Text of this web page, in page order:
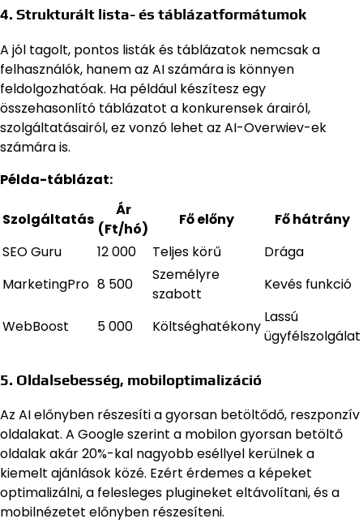
4. Strukturált lista- és táblázatformátumok
A jól tagolt, pontos listák és táblázatok nemcsak a
felhasználók, hanem az AI számára is könnyen
feldolgozhatóak. Ha például készítesz egy
összehasonlító táblázatot a konkurensek árairól,
szolgáltatásairól, ez vonzó lehet az AI-Overwiev-ek
számára is.
Példa-táblázat:
Szolgáltatás
Ár
(Ft/hó)
Fő előny
Fő hátrány
SEO Guru
12 000 Teljes körű
Drága
MarketingPro 8 500
Személyre
szabott
Kevés funkció
WebBoost 5 000 Költséghatékony
Lassú
ügyfélszolgálat
5. Oldalsebesség, mobiloptimalizáció
Az AI előnyben részesíti a gyorsan betöltődő, reszponzív
oldalakat. A Google szerint a mobilon gyorsan betöltő
oldalak akár 20%-kal nagyobb eséllyel kerülnek a
kiemelt ajánlások közé. Ezért érdemes a képeket
optimalizálni, a felesleges plugineket eltávolítani, és a
mobilnézetet előnyben részesíteni.